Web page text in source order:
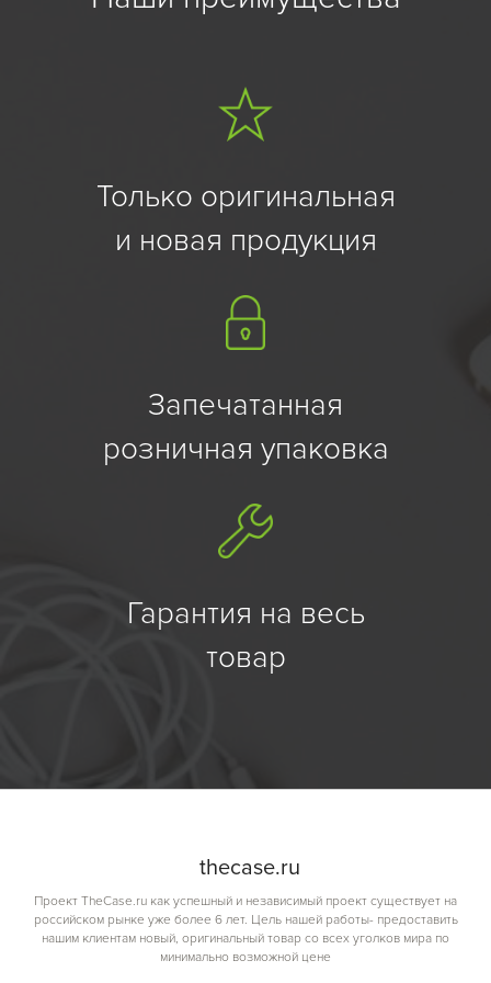
Только оригинальная
и новая продукция
Запечатанная
розничная упаковка
Гарантия на весь
товар
thecase.ru
Проект TheCase.ru как успешный и независимый проект существует на
российском рынке уже более 6 лет. Цель нашей работы- предоставить
нашим клиентам новый, оригинальный товар со всех уголков мира по
минимально возможной цене